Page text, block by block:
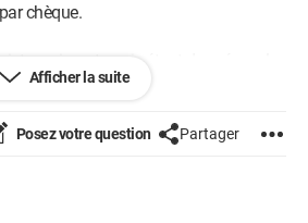
chèque.
vraiment, mais étant donné que les
pas en recommandé et que j'ai
pas une mascarade.
vous ?
Afficher la suite
Posez votre question Partager